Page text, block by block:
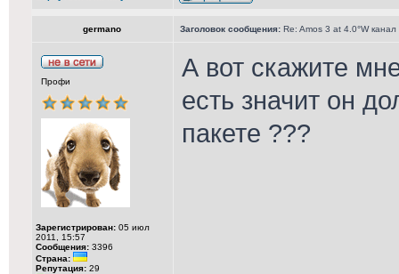
germano Заголовок сообщения: Re: Amos 3 at 4.0°W канал
Профи
Зарегистрирован: 05 июл
2011, 15:57
Сообщения: 3396
Страна:
Репутация: 29
А вот скажите
есть значит он
пакете ???